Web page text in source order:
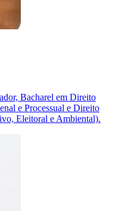
Bacharel em Direito
e Processual e Direito
Eleitoral e Ambiental).